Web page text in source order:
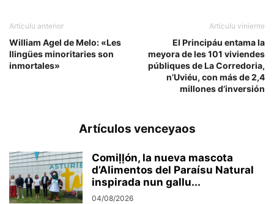
Artículu anterior
William Agel de Melo: «Les
llingües minoritaries son
inmortales»
Artículu viniente
El Principáu entama la
meyora de les 101 viviendes
públiques de La Corredoria,
n’Uviéu, con más de 2,4
millones d’inversión
Artículos venceyaos
Comiḷḷón, la nueva mascota
d’Alimentos del Paraísu Natural
inspirada nun gallu...
04/08/2026